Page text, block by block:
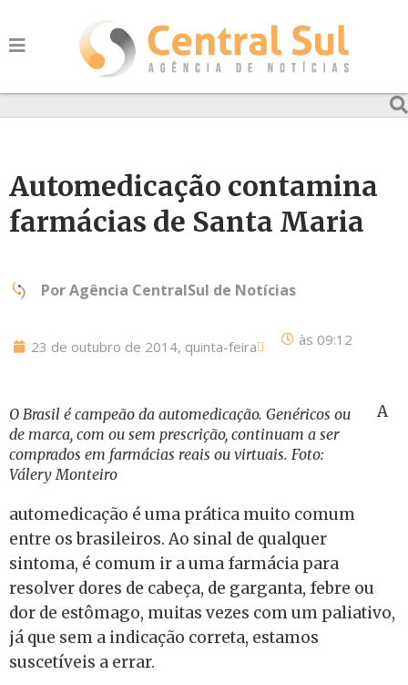
Automedicação contamina
farmácias de Santa Maria
PorAgência CentralSul de Notícias
23 de outubro de 2014, quinta-feira às 09:12
O Brasil é campeão da automedicação. Genéricos ou
de marca, com ou sem prescrição, continuam a ser
comprados em farmácias reais ou virtuais. Foto:
Válery Monteiro
A
automedicação é uma prática muito comum
entre os brasileiros. Ao sinal de qualquer
sintoma, é comum ir a uma farmácia para
resolver dores de cabeça, de garganta, febre ou
dor de estômago, muitas vezes com um paliativo,
já que sem a indicação correta, estamos
suscetíveis a errar.